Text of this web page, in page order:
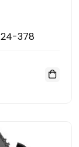
378